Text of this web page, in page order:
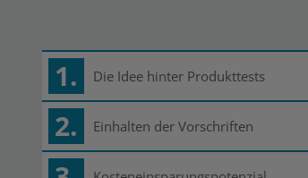
1. Die Idee hinter Produkttests
2. Einhalten der Vorschriften